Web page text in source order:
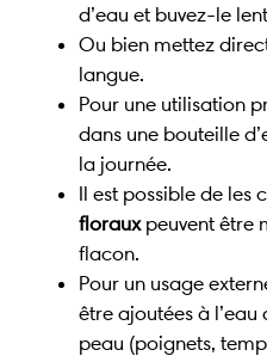
d’eau et buvez-le
Ou bien mettez
langue.
Pour une utilisation
dans une bouteille
la journée.
Il est possible de les
florauxpeuvent être
flacon.
Pour un usage
être ajoutées à
peau (poignets,